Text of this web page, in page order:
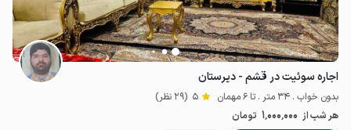
اجاره سوئیت در قشم - دیرستان
بدون خواب . 34 متر . تا 6 مهمان 5 (29 نظر)
هر شب از 1٬000٬000 تومان